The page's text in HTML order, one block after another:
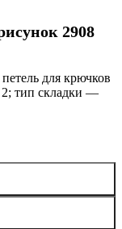
2908
для крючков
тип складки —
Г50, рисунок 2908